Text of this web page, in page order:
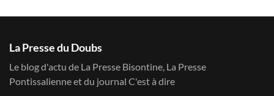
La Presse du Doubs
Le blog d'actu de La Presse Bisontine, La Presse
Pontissalienne et du journal C'est à dire